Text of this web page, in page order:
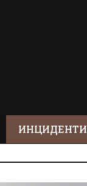
ИНЦИДЕНТИ